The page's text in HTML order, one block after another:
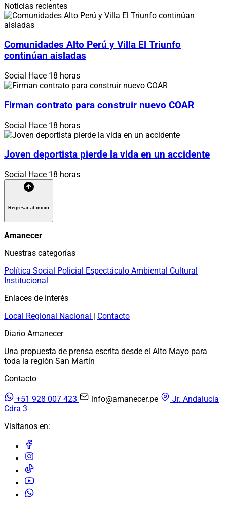
Noticias recientes
Comunidades Alto Perú y Villa El Triunfo
continúan aisladas
Social Hace 18 horas
Firman contrato para construir nuevo COAR
Social Hace 18 horas
Joven deportista pierde la vida en un accidente
Social Hace 18 horas
Regresar al inicio
Amanecer
Nuestras categorías
Política Social Policial Espectáculo Ambiental Cultural
Institucional
Enlaces de interés
Local Regional Nacional | Contacto
Diario Amanecer
Una propuesta de prensa escrita desde el Alto Mayo para
toda la región San Martín
Contacto
+51 928 007 423 info@amanecer.pe
Jr. Andalucía
Cdra 3
Visítanos en: